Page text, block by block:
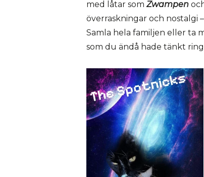
med låtar somZwampen
överraskningar och nostalgi
Samla hela familjen eller ta
som du ändå hade tänkt